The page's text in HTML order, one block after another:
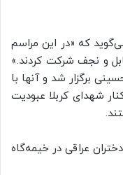
که «در این مراسم
بابل و نجف شرکت کردند.»
برگزار شد و آنها با
شهدای کربلا عبودیت
عراقی در خیمه‌گاه